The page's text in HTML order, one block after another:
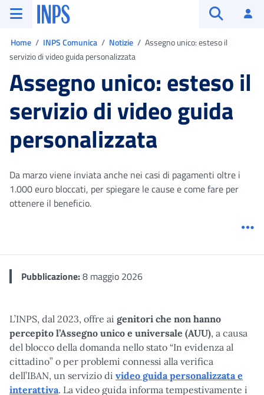
Vai al menu principale
Vai al contenuto principale
Vai al pie' di pagina
INPS ()
Home INPS Comunica Notizie
Assegno unico: esteso il
servizio di video guida personalizzata
Assegno unico: esteso il
servizio di video guida
personalizzata
Da marzo viene inviata anche nei casi di pagamenti oltre i
1.000 euro bloccati, per spiegare le cause e come fare per
ottenere il beneficio.
Pubblicazione:8 maggio 2026
L’INPS, dal 2023, offre ai genitori che non hanno
percepito l’Assegno unico e universale (AUU), a causa
del blocco della domanda nello stato “In evidenza al
cittadino” o per problemi connessi alla verifica
dell’IBAN, un servizio di video guida personalizzata e
interattiva. La video guida informa tempestivamente i